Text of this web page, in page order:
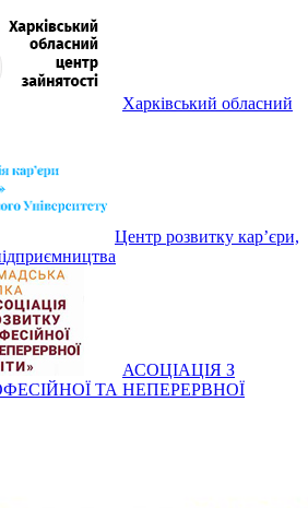
Харківський обласний
Центр розвитку кар’єри,
АСОЦІАЦІЯ З
ТА НЕПЕРЕРВНОЇ